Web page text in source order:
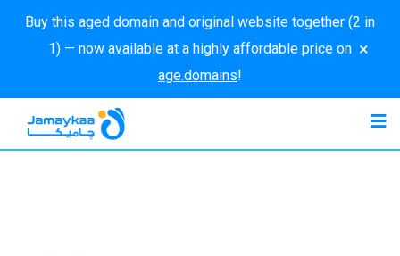
Buy this aged domain and original website together (2 in
1) — now available at a highly affordable price on
age.domains!
×